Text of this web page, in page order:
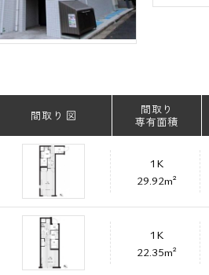
間取り 図
間取り
専有面積
1K
29.92m²
1K
22.35m²